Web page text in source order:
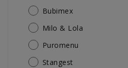
Bubimex
Milo & Lola
Puromenu
Stangest